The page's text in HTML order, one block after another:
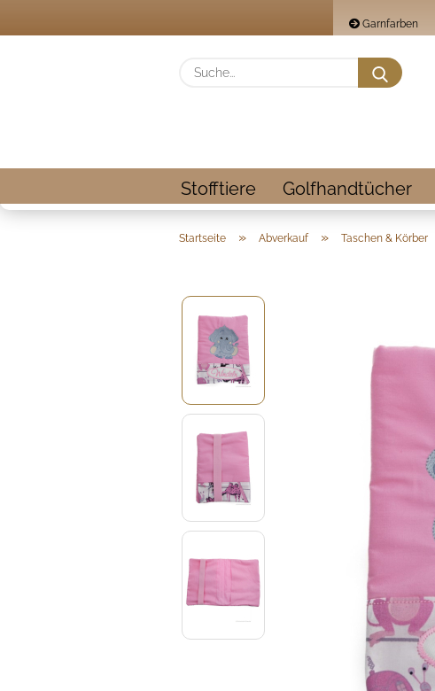
Garnfarben
Stofftiere Golfhandtücher
Startseite » Abverkauf » Taschen & Körber